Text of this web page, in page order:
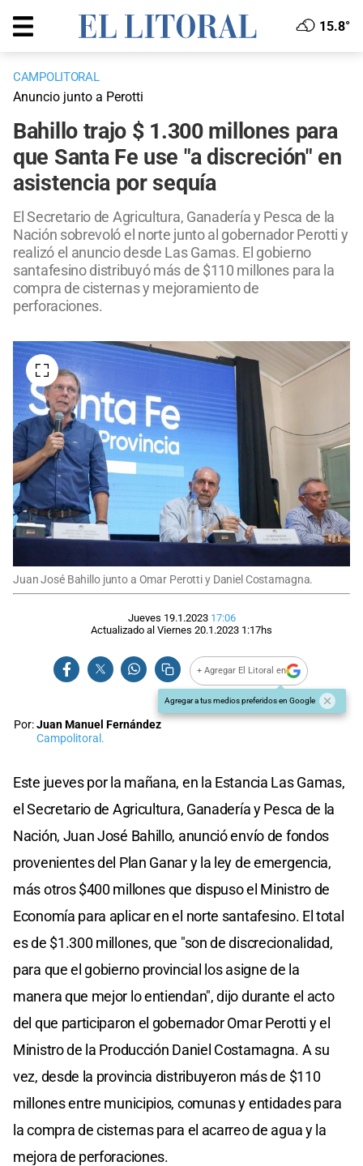
15.8°
CAMPOLITORAL
Anuncio junto a Perotti
Bahillo trajo $ 1.300 millones para
que Santa Fe use "a discreción" en
asistencia por sequía
El Secretario de Agricultura, Ganadería y Pesca de la
Nación sobrevoló el norte junto al gobernador Perotti y
realizó el anuncio desde Las Gamas. El gobierno
santafesino distribuyó más de $110 millones para la
compra de cisternas y mejoramiento de
perforaciones.
Juan José Bahillo junto a Omar Perotti y Daniel Costamagna.
Jueves 19.1.2023 17:06
Actualizado al Viernes 20.1.2023 1:17hs
+ Agregar El Litoral en
Agregar a tus medios preferidos en Google
Por:Juan Manuel Fernández
Campolitoral.
Este jueves por la mañana, en la Estancia Las Gamas,
el Secretario de Agricultura, Ganadería y Pesca de la
Nación, Juan José Bahillo, anunció envío de fondos
provenientes del Plan Ganar y la ley de emergencia,
más otros $400 millones que dispuso el Ministro de
Economía para aplicar en el norte santafesino. El total
es de $1.300 millones, que "son de discrecionalidad,
para que el gobierno provincial los asigne de la
manera que mejor lo entiendan", dijo durante el acto
del que participaron el gobernador Omar Perotti y el
Ministro de la Producción Daniel Costamagna. A su
vez, desde la provincia distribuyeron más de $110
millones entre municipios, comunas y entidades para
la compra de cisternas para el acarreo de agua y la
mejora de perforaciones.